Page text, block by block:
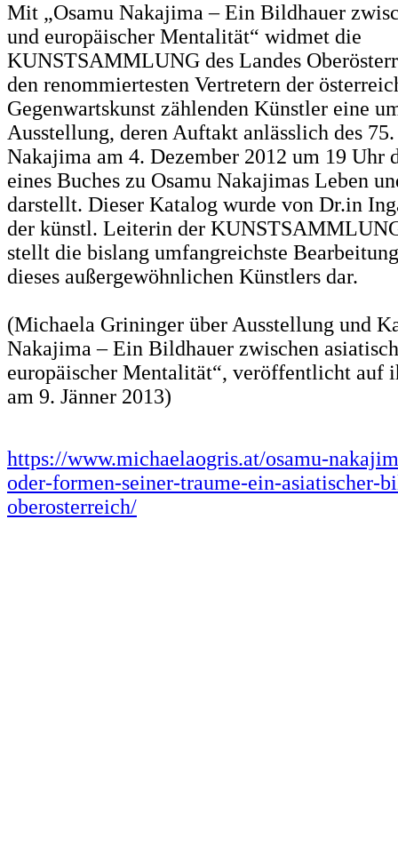
Mit „Osamu Nakajima – Ein Bildhauer
und europäischer Mentalität“ widmet die
KUNSTSAMMLUNG des Landes
den renommiertesten Vertretern der
Gegenwartskunst zählenden Künstler eine
Ausstellung, deren Auftakt anlässlich des
Nakajima am 4. Dezember 2012 um 19 Uhr
eines Buches zu Osamu Nakajimas Leben
darstellt. Dieser Katalog wurde von Dr.in
der künstl. Leiterin der
stellt die bislang umfangreichste
dieses außergewöhnlichen Künstlers dar.
(Michaela Grininger über Ausstellung und
Nakajima – Ein Bildhauer zwischen
europäischer Mentalität“, veröffentlicht auf
am 9. Jänner 2013)
https://www.michaelaogris.at/osamu-
oder-formen-seiner-traume-ein-asiatischer-
oberosterreich/